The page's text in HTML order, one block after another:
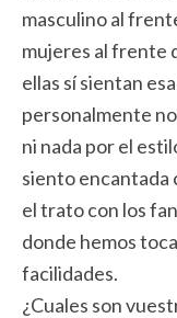
masculino al
mujeres al frente
ellas sí sientan
personalmente
ni nada por el
siento encantada
el trato con los
donde hemos
facilidades.
¿Cuales son